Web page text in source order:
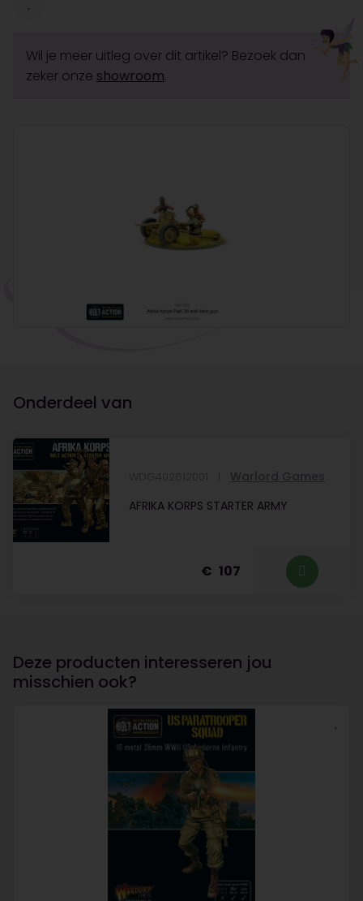
Wil je meer uitleg over dit artikel? Bezoek dan
zeker onze showroom.
Onderdeel van
WDG402612001
Warlord Games
AFRIKA KORPS STARTER ARMY
107
Deze producten interesseren jou
misschien ook?